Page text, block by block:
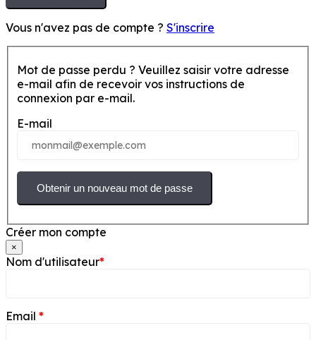
Vous n'avez pas de compte ? S'inscrire
Mot de passe perdu ? Veuillez saisir votre adresse
e-mail afin de recevoir vos instructions de
connexion par e-mail.
E-mail
Obtenir un nouveau mot de passe
Créer mon compte
×
Nom d'utilisateur*
Email *